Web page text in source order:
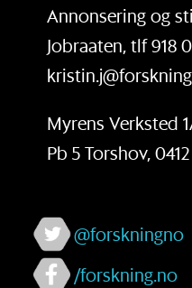
Annonsering og
Jobraaten, tlf 918
Myrens Verksted
Pb 5 Torshov,
@forskningno
/forskning.no